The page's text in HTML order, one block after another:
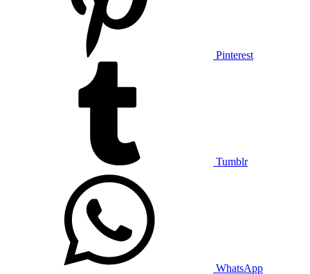
Pinterest
Tumblr
WhatsApp